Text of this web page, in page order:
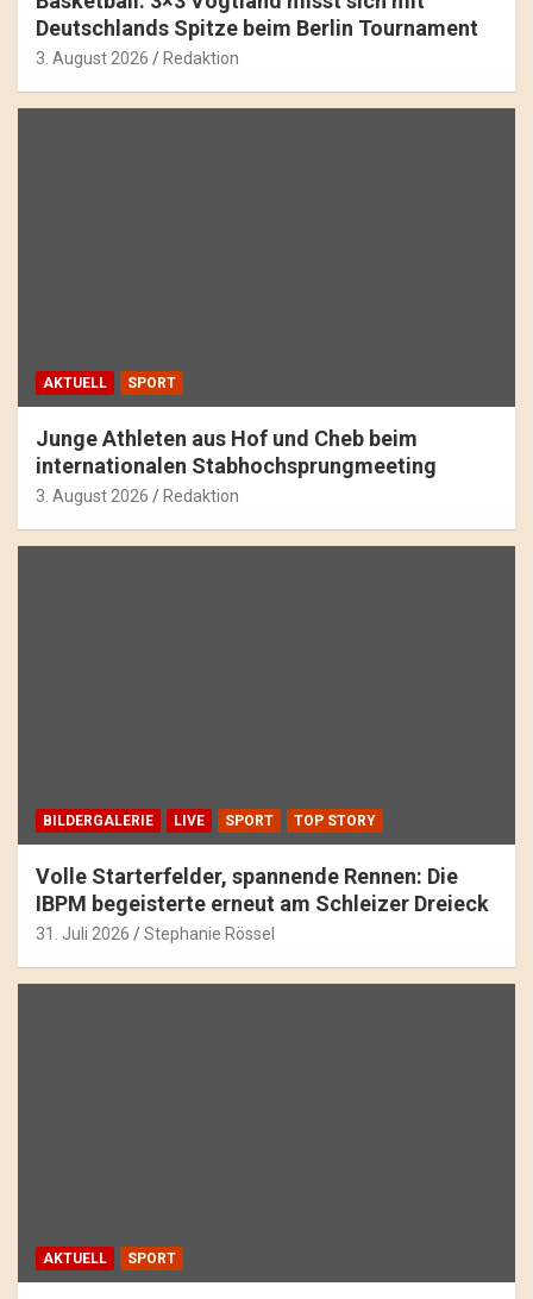
Deutschlands Spitze beim Berlin Tournament
3. August 2026 Redaktion
AKTUELL SPORT
Junge Athleten aus Hof und Cheb beim
internationalen Stabhochsprungmeeting
3. August 2026 Redaktion
BILDERGALERIE LIVE SPORT TOP STORY
Volle Starterfelder, spannende Rennen: Die
IBPM begeisterte erneut am Schleizer Dreieck
31. Juli 2026 Stephanie Rössel
AKTUELL SPORT